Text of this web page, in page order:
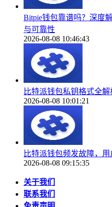
Bitpie钱包靠谱吗？深度
与可靠性
2026-08-08 10:46:43
比特派钱包私钥格式全
2026-08-08 10:01:21
比特派钱包频发故障，
2026-08-08 09:15:35
关于我们
联系我们